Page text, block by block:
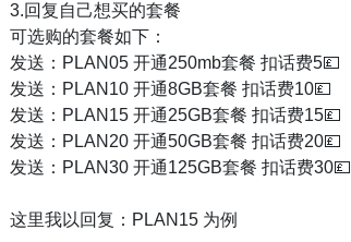
3.回复自己想买的套餐
可选购的套餐如下：
发送：PLAN05 开通250mb套餐 扣话费5💷
发送：PLAN10 开通8GB套餐 扣话费10💷
发送：PLAN15 开通25GB套餐 扣话费15💷
发送：PLAN20 开通50GB套餐 扣话费20💷
发送：PLAN30 开通125GB套餐 扣话费30💷
这里我以回复：PLAN15 为例